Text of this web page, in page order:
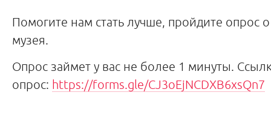
Помогите нам стать лучше, пройдите опрос
музея.
Опрос займет у вас не более 1 минуты.
опрос: https://forms.gle/CJ3oEjNCDXB6xsQn7